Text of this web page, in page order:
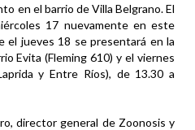
en el barrio de Villa Belgrano. El
17 nuevamente en este
el jueves 18 se presentará en la
Evita (Fleming 610) y el viernes
y Entre Ríos), de 13.30 a
director general de Zoonosis y